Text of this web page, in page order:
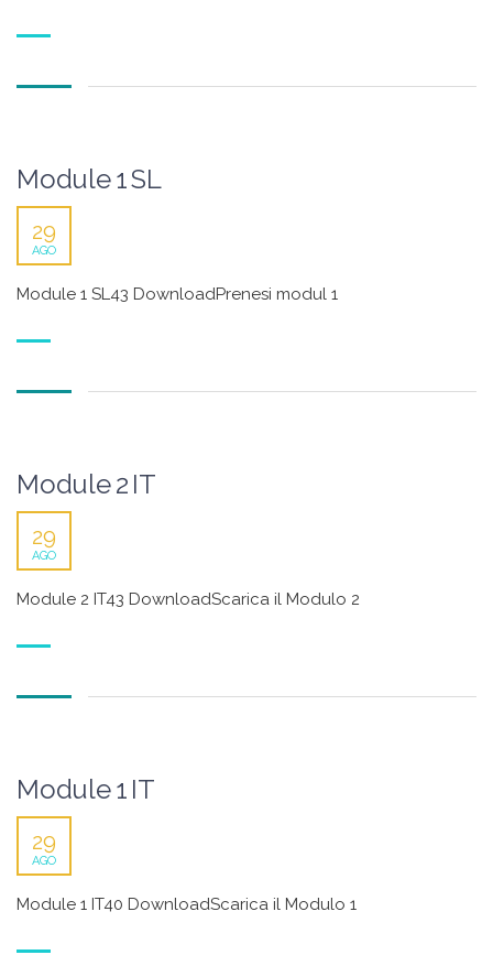
Module 1 SL
29
AGO
Module 1 SL43 DownloadPrenesi modul 1
Module 2 IT
29
AGO
Module 2 IT43 DownloadScarica il Modulo 2
Module 1 IT
29
AGO
Module 1 IT40 DownloadScarica il Modulo 1